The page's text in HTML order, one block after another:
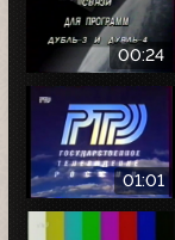
00:24
01:01